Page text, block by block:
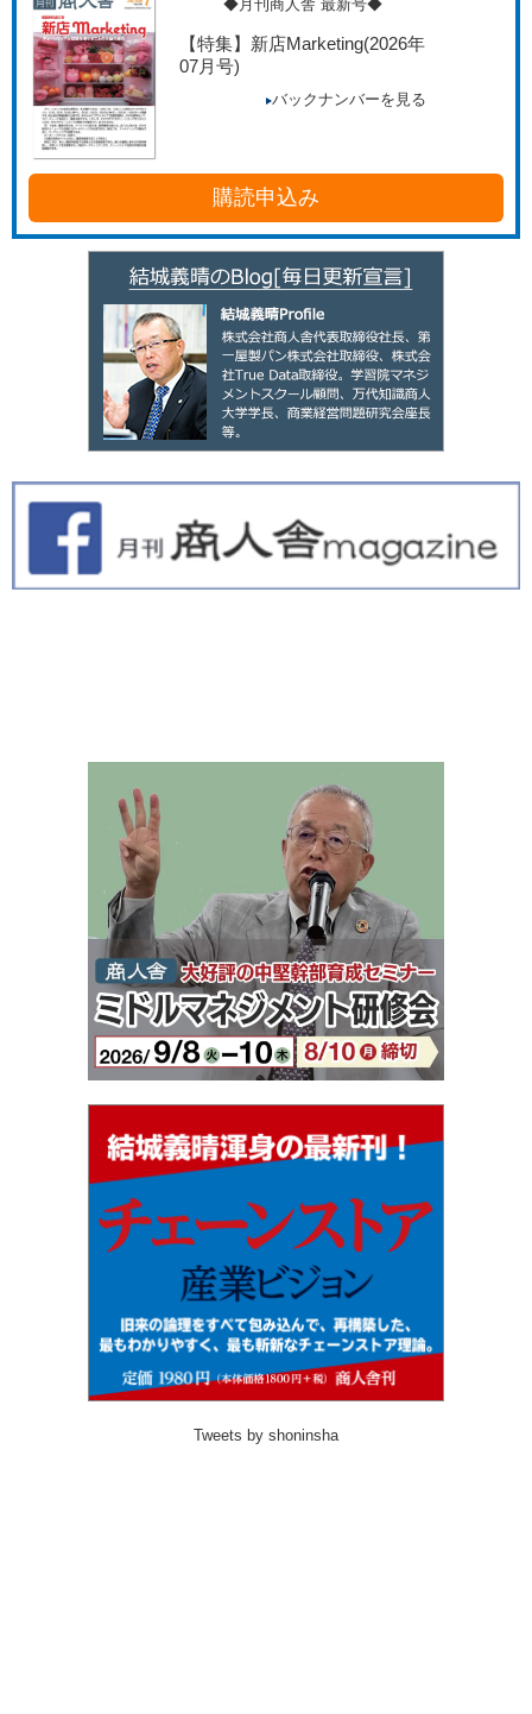
◆月刊商人舎 最新号◆
【特集】新店Marketing(2026年
07月号)
バックナンバーを見る
購読申込み
Tweets by shoninsha